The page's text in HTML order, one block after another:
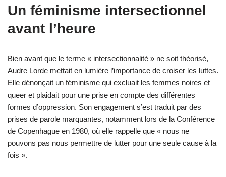
Un féminisme intersectionnel
avant l’heure
Bien avant que le terme « intersectionnalité » ne soit théorisé,
Audre Lorde mettait en lumière l’importance de croiser les luttes.
Elle dénonçait un féminisme qui excluait les femmes noires et
queer et plaidait pour une prise en compte des différentes
formes d’oppression. Son engagement s’est traduit par des
prises de parole marquantes, notamment lors de la Conférence
de Copenhague en 1980, où elle rappelle que « nous ne
pouvons pas nous permettre de lutter pour une seule cause à la
fois ».